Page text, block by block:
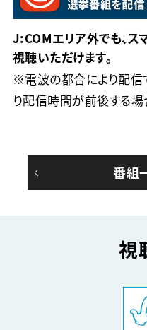
J:COMエリア外でも、ス
視聴いただけます。
※電波の都合により配信
り配信時間が前後する場
番組
視